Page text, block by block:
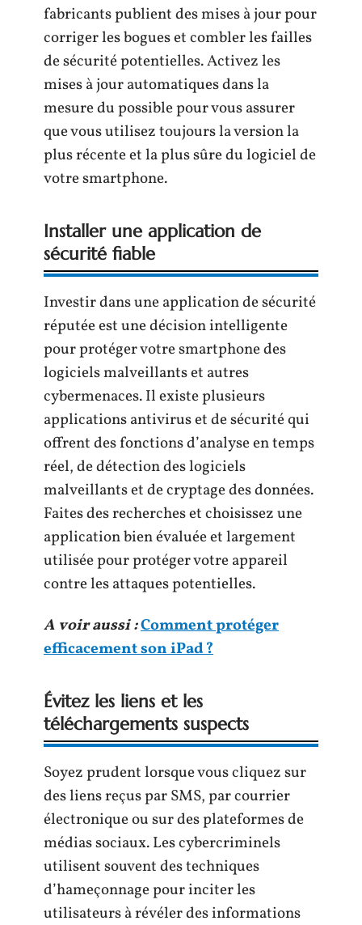
fabricants publient des mises à jour pour
corriger les bogues et combler les failles
de sécurité potentielles. Activez les
mises à jour automatiques dans la
mesure du possible pour vous assurer
que vous utilisez toujours la version la
plus récente et la plus sûre du logiciel de
votre smartphone.
Installer une application de
sécurité fiable
Investir dans une application de sécurité
réputée est une décision intelligente
pour protéger votre smartphone des
logiciels malveillants et autres
cybermenaces. Il existe plusieurs
applications antivirus et de sécurité qui
offrent des fonctions d’analyse en temps
réel, de détection des logiciels
malveillants et de cryptage des données.
Faites des recherches et choisissez une
application bien évaluée et largement
utilisée pour protéger votre appareil
contre les attaques potentielles.
A voir aussi :Comment protéger
efficacement son iPad ?
Évitez les liens et les
téléchargements suspects
Soyez prudent lorsque vous cliquez sur
des liens reçus par SMS, par courrier
électronique ou sur des plateformes de
médias sociaux. Les cybercriminels
utilisent souvent des techniques
d’hameçonnage pour inciter les
utilisateurs à révéler des informations